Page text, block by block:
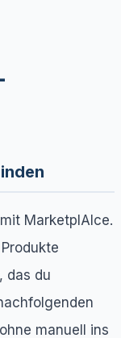
MarketplAIce.
das du
manuell ins